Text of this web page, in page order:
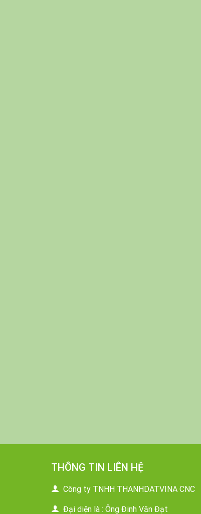
THÔNG TIN LIÊN HỆ
Công ty TNHH THANHDATVINA CNC
Đại diện là : Ông Đinh Văn Đạt